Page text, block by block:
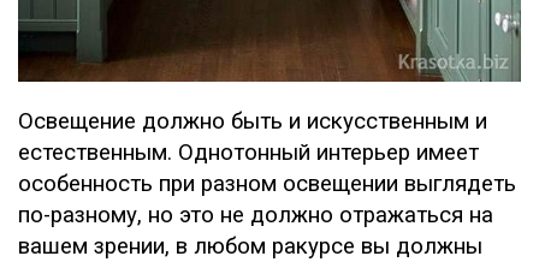
Освещение должно быть и искусственным и
естественным. Однотонный интерьер имеет
особенность при разном освещении выглядеть
по-разному, но это не должно отражаться на
вашем зрении, в любом ракурсе вы должны